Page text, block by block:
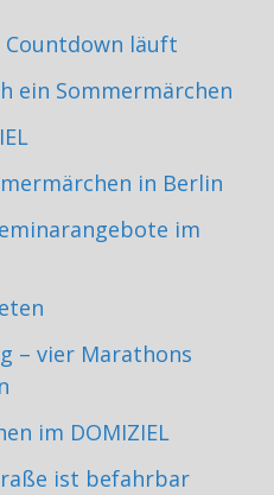
Countdown läuft
ein Sommermärchen
in Berlin
im
– vier Marathons
im DOMIZIEL
ist befahrbar